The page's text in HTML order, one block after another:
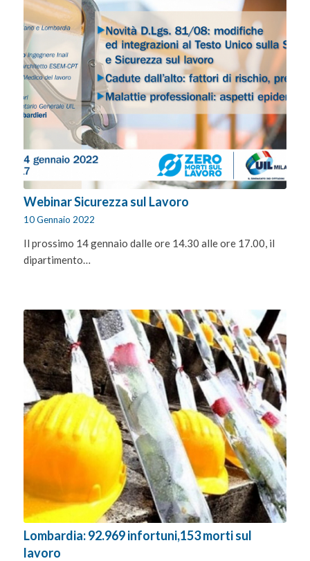
Webinar Sicurezza sul Lavoro
10 Gennaio 2022
Il prossimo 14 gennaio dalle ore 14.30 alle ore 17.00, il
dipartimento…
Lombardia: 92.969 infortuni,153 morti sul
lavoro